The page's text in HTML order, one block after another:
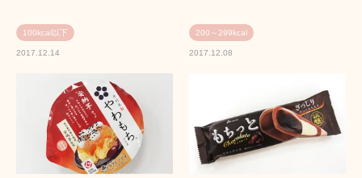
100kcal以下
2017.12.14
200～299kcal
2017.12.08